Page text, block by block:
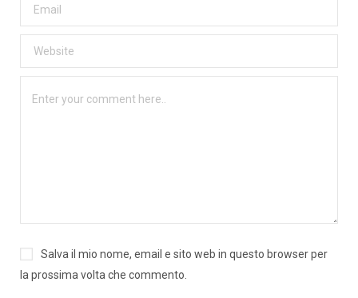
Salva il mio nome, email e sito web in questo browser per
la prossima volta che commento.